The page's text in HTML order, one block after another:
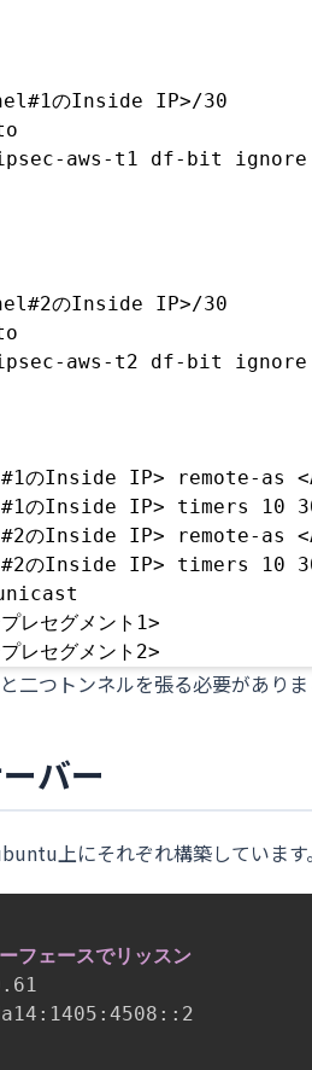
のInside IP>/30
aws-t1 df-bit
のInside IP>/30
aws-t2 df-bit
のInside IP> remote-as
のInside IP> timers 10
のInside IP> remote-as
のInside IP> timers 10
レセグメント1>
レセグメント2>
二つトンネルを張る必要があり
バー
上にそれぞれ構築しています。
フェースでリッスン